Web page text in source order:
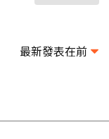
最新發表在前